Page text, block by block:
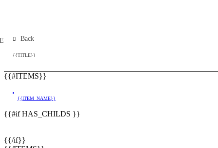
Back
{{TITLE}}
{{#ITEMS}}
{{ITEM_NAME}}
{{#if HAS_CHILDS }}
{{/if}}